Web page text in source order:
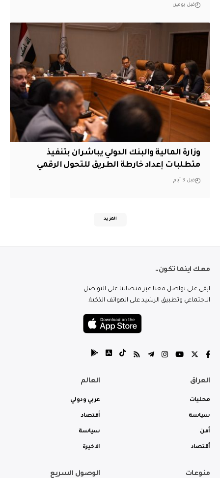
قبل يومين
وزارة المالية والبنك الدولي يباشران بتنفيذ
متطلبات إعداد خارطة الطريق للتحول الرقمي
قبل 3 أيام
المزيد
معك اينما تكون..
ابقى على تواصل معنا عبر منصاتنا على التواصل
الاجتماعي وتطبيق الرشيد على الهواتف الذكية.
العراق
محليات
سياسة
أمن
أقتصاد
العالم
عربي ودولي
أقتصاد
سياسة
الاخيرة
منوعات الوصول السريع